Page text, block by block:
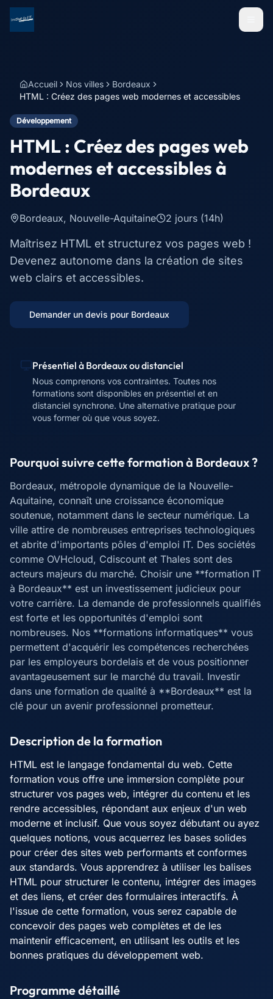
Menu
Accueil Nos villes
Bordeaux
HTML : Créez des pages web modernes et accessibles
Développement
HTML : Créez des pages web
modernes et accessiblesà
Bordeaux
Bordeaux, Nouvelle-Aquitaine 2 jours (14h)
Maîtrisez HTML et structurez vos pages web !
Devenez autonome dans la création de sites
web clairs et accessibles.
Demander un devis pour Bordeaux
Présentiel à Bordeauxou distanciel
Nous comprenons vos contraintes. Toutes nos
formations sont disponibles en présentiel et en
distanciel synchrone. Une alternative pratique pour
vous former où que vous soyez.
Pourquoi suivre cette formation à Bordeaux?
Bordeaux, métropole dynamique de la Nouvelle-
Aquitaine, connaît une croissance économique
soutenue, notamment dans le secteur numérique. La
ville attire de nombreuses entreprises technologiques
et abrite d'importants pôles d'emploi IT. Des sociétés
comme OVHcloud, Cdiscount et Thales sont des
acteurs majeurs du marché. Choisir une **formation IT
à Bordeaux** est un investissement judicieux pour
votre carrière. La demande de professionnels qualifiés
est forte et les opportunités d'emploi sont
nombreuses. Nos **formations informatiques** vous
permettent d'acquérir les compétences recherchées
par les employeurs bordelais et de vous positionner
avantageusement sur le marché du travail. Investir
dans une formation de qualité à **Bordeaux** est la
clé pour un avenir professionnel prometteur.
Description de la formation
HTML est le langage fondamental du web. Cette
formation vous offre une immersion complète pour
structurer vos pages web, intégrer du contenu et les
rendre accessibles, répondant aux enjeux d'un web
moderne et inclusif. Que vous soyez débutant ou ayez
quelques notions, vous acquerrez les bases solides
pour créer des sites web performants et conformes
aux standards. Vous apprendrez à utiliser les balises
HTML pour structurer le contenu, intégrer des images
et des liens, et créer des formulaires interactifs. À
l'issue de cette formation, vous serez capable de
concevoir des pages web complètes et de les
maintenir efficacement, en utilisant les outils et les
bonnes pratiques du développement web.
Programme détaillé